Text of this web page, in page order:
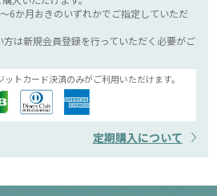
6か月おきのいずれかでご指定していただ
方は新規会員登録を行っていただく必要がご
トカード決済のみがご利用いただけます。
定期購入について